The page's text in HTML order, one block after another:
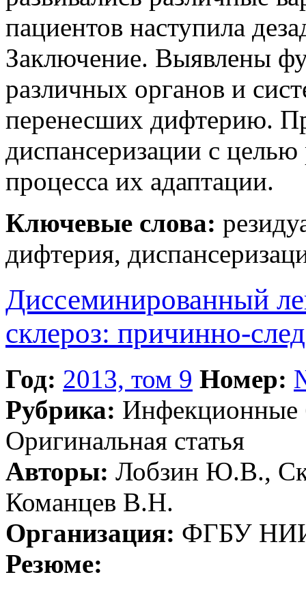
пациентов наступила
Заключение. Выявлены
различных органов и
перенесших дифтерию.
диспансеризации с
процесса их адаптации.
Ключевые слова:
дифтерия,
Диссеминированный
склероз: причинно-
Год: 2013, том 9 Номер:
Рубрика: Инфекционные
Оригинальная статья
Авторы: Лобзин Ю.В.,
Команцев В.Н.
Организация: ФГБУ
Резюме: